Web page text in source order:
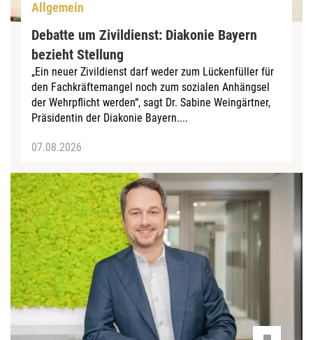
Allgemein
Debatte um Zivildienst: Diakonie Bayern
bezieht Stellung
„Ein neuer Zivildienst darf weder zum Lückenfüller für
den Fachkräftemangel noch zum sozialen Anhängsel
der Wehrpflicht werden“, sagt Dr. Sabine Weingärtner,
Präsidentin der Diakonie Bayern....
07.08.2026